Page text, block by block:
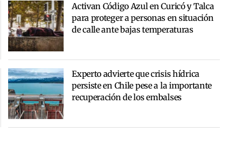
Activan Código Azul en Curicó y Talca
para proteger a personas en situación
de calle ante bajas temperaturas
Experto advierte que crisis hídrica
persiste en Chile pese a la importante
recuperación de los embalses